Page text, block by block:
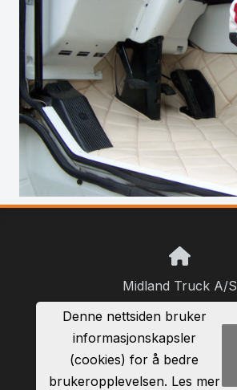
Midland Truck A/S
Postboks 199
2901 FAGERNES
Org. 923003401
Denne nettsiden bruker
informasjonskapsler
(cookies) for å bedre
brukeropplevelsen. Les mer